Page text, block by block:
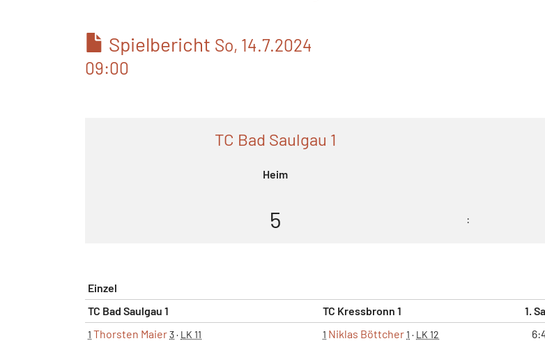
Spielbericht So, 14.7.2024
09:00
TC Bad Saulgau 1
Heim
5 :
Einzel
TC Bad Saulgau 1
TC Kressbronn 1 1.
1 Thorsten Maier3· LK 11 1 Niklas Böttcher1 · LK 12